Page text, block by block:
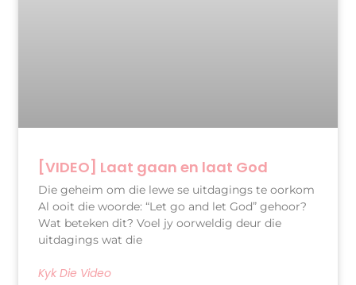
[VIDEO] Laat gaan en laat God
Die geheim om die lewe se uitdagings te oorkom
Al ooit die woorde: “Let go and let God” gehoor?
Wat beteken dit? Voel jy oorweldig deur die
uitdagings wat die
Kyk Die Video